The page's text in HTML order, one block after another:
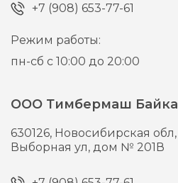
+7 (908) 653-77-61
Режим работы:
пн-сб с 10:00 до 20:00
ООО Тимбермаш
630126, Новосибирская
Выборная ул, дом № 201В